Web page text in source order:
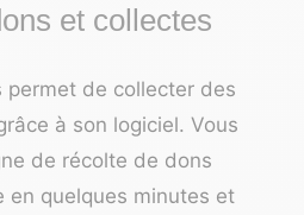
et collectes
permet de collecter des
à son logiciel. Vous
de récolte de dons
en quelques minutes et